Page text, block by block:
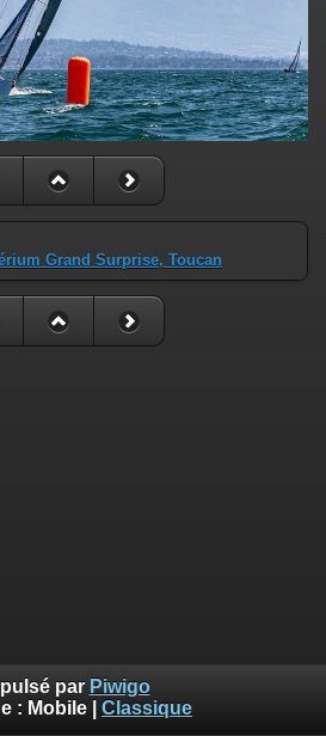
Grand Surprise, Toucan
par Piwigo
: Mobile Classique